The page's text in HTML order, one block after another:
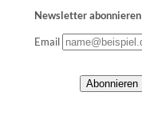
Newsletter abonnieren
Email